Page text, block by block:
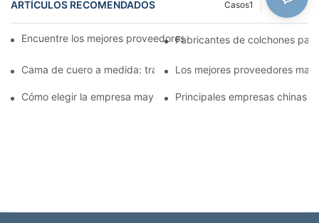
ARTÍCULOS RECOMENDADOS Registro
Casos1
Encuentre los mejores proveedores mayoristas de camas para
Fabricantes de colchones
Cama de cuero a medida: transforma tu dormitorio en un
Los mejores proveedores
Cómo elegir la empresa mayorista de colchones adecuada
Principales empresas chinas